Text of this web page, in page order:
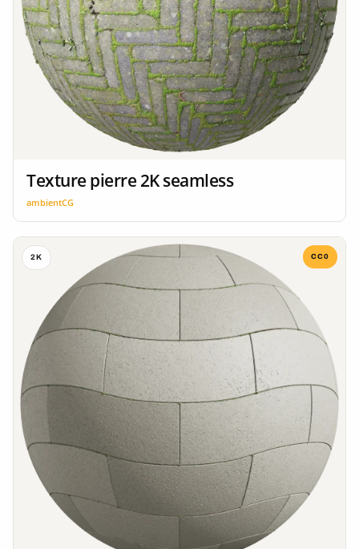
Texture pierre 2K seamless
ambientCG
2K CC0